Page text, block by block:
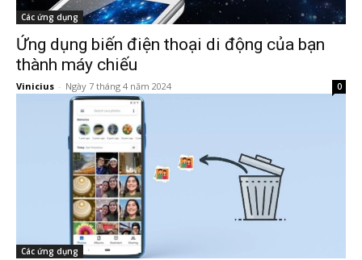
Các ứng dụng
Ứng dụng biến điện thoại di động của bạn
thành máy chiếu
Vinicius - Ngày 7 tháng 4 năm 2024 0
Các ứng dụng